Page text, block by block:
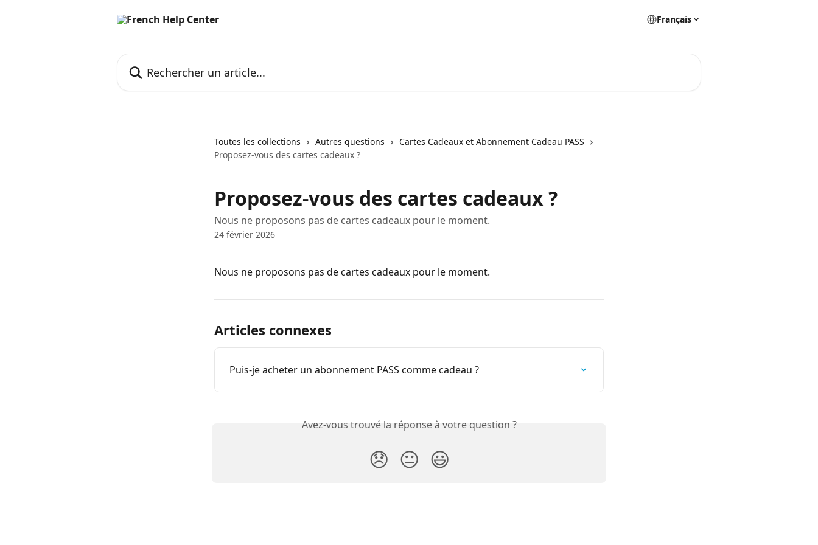
Français
Toutes les collections Autres questions
Cartes Cadeaux et Abonnement Cadeau PASS
Proposez-vous des cartes cadeaux ?
Proposez-vous des cartes cadeaux ?
Nous ne proposons pas de cartes cadeaux pour le moment.
24 février 2026
Nous ne proposons pas de cartes cadeaux pour le moment.
Articles connexes
Puis-je acheter un abonnement PASS comme cadeau ?
Avez-vous trouvé la réponse à votre question ?
😞 😐 😃